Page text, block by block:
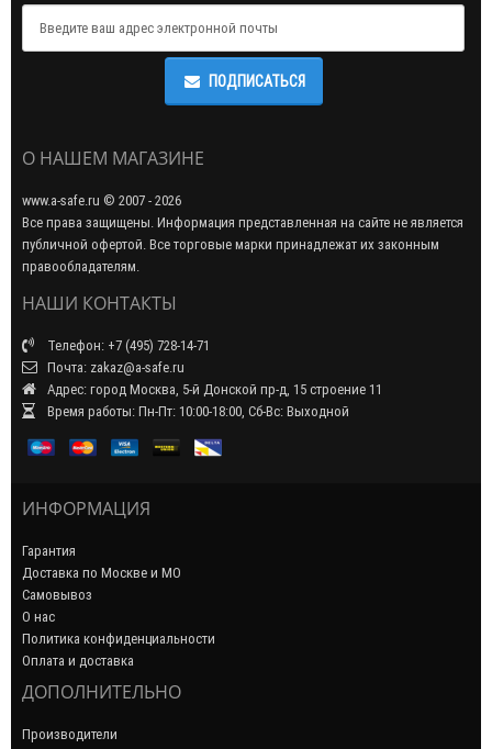
ПОДПИСАТЬСЯ
О НАШЕМ МАГАЗИНЕ
www.a-safe.ru © 2007 - 2026
Все права защищены. Информация представленная на сайте не является
публичной офертой. Все торговые марки принадлежат их законным
правообладателям.
НАШИ КОНТАКТЫ
Телефон: +7 (495) 728-14-71
Почта: zakaz@a-safe.ru
Адрес: город Москва, 5-й Донской пр-д, 15 строение 11
Время работы: Пн-Пт: 10:00-18:00, Сб-Вс: Выходной
ИНФОРМАЦИЯ
Гарантия
Доставка по Москве и МО
Самовывоз
О нас
Политика конфиденциальности
Оплата и доставка
ДОПОЛНИТЕЛЬНО
Производители